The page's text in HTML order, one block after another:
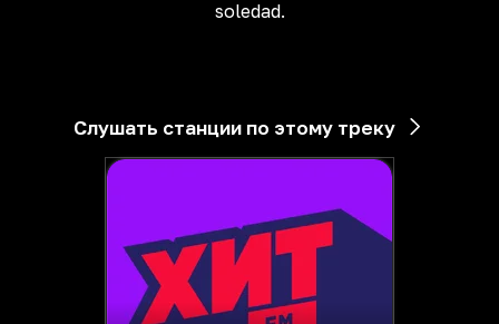
soledad.
Слушать станции по этому треку